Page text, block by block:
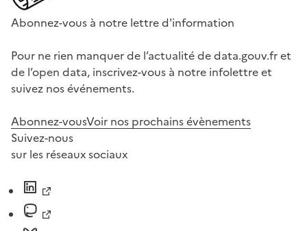
Abonnez-vous à notre lettre d'information
Pour ne rien manquer de l’actualité de data.gouv.fr et
de l’open data, inscrivez-vous à notre infolettre et
suivez nos événements.
Abonnez-vousVoir nos prochains évènements
Suivez-nous
sur les réseaux sociaux